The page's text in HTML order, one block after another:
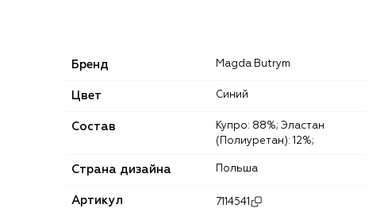
Бренд Magda Butrym
Цвет Синий
Состав
Купро: 88%; Эластан
(Полиуретан): 12%;
Страна дизайна Польша
Артикул 7114541